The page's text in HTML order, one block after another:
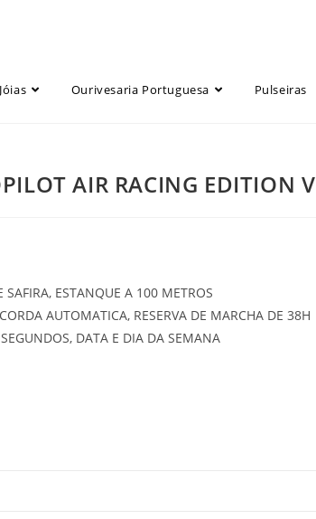
Jóias Ourivesaria Portuguesa Pulseiras
AIR RACING EDITION V
ESTANQUE A 100 METROS
AUTOMATICA, RESERVA DE MARCHA DE 38H
DATA E DIA DA SEMANA